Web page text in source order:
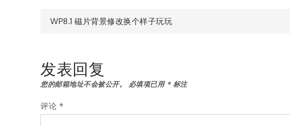
文
导
航
WP8.1 磁片背景修改换个样子玩玩
发表回复
您的邮箱地址不会被公开。 必填项已用 *标注
评论 *